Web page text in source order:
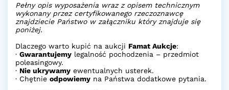
Pełny opis wyposażenia wraz z opisem technicznym
wykonany przez certyfikowanego rzeczoznawcę
znajdziecie Państwo w załączniku który znajduje się
poniżej.
Dlaczego warto kupić na aukcji Famat Aukcje:
· Gwarantujemy legalność pochodzenia – przedmiot
poleasingowy.
· Nie ukrywamy ewentualnych usterek.
· Chętnie odpowiemy na Państwa dodatkowe pytania.